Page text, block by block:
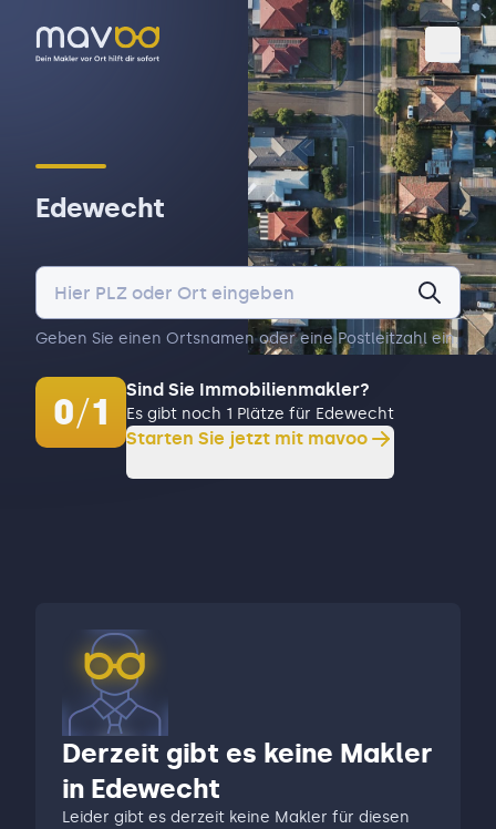
Edewecht
Geben Sie einen Ortsnamen oder eine Postleitzahl ein.
0/1
Sind Sie Immobilienmakler?
Es gibt noch 1 Plätze für Edewecht
Starten Sie jetzt mit mavoo
Derzeit gibt es keine Makler
in Edewecht
Leider gibt es derzeit keine Makler für diesen